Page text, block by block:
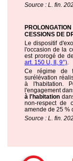
Source : L. fin.
CESSIONS DE
Le dispositif
l'occasion de la
est prorogé de
art. 150 U, II, 9°).
Ce régime de
surélévation
à l'habitation.
l'engagement
à l'habitation
non-respect de
amende de 25 %
Source : L. fin.